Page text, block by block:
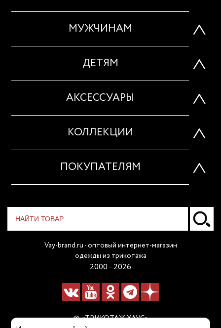
МУЖЧИНАМ
ДЕТЯМ
АКСЕССУАРЫ
КОЛЛЕКЦИИ
ПОКУПАТЕЛЯМ
Vay-brand.ru - оптовый интернет-магазин
одежды из трикотажа
2000 - 2026
© «ТРИКОТАЖ ХАУС»